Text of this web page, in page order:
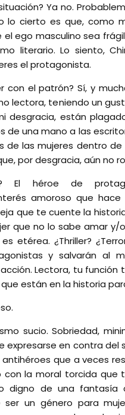
Ya no.
lo cierto es que, como
ego masculino sea
literario. Lo siento,
el protagonista.
con el patrón? Sí, y
lectora, teniendo un
desgracia, están
de una mano a las
de las mujeres dentro
por desgracia, aún no
El héroe de
amoroso que
que te cuente la
que no lo sabe amar
etérea. ¿Thriller?
y salvarán al
Lectora, tu
están en la historia
sucio. Sobriedad,
expresarse en contra del
que a veces
con la moral torcida que
digno de una fantasía
ser un género para